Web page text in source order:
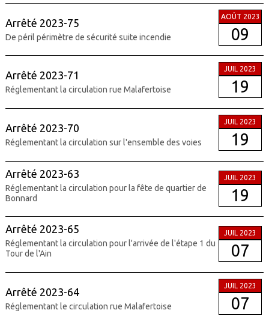
Arrêté 2023-75
De péril périmètre de sécurité suite incendie
AOÛT 2023
09
Arrêté 2023-71
Réglementant la circulation rue Malafertoise
JUIL 2023
19
Arrêté 2023-70
Réglementant la circulation sur l'ensemble des voies
JUIL 2023
19
Arrêté 2023-63
Réglementant la circulation pour la fête de quartier de
Bonnard
JUIL 2023
19
Arrêté 2023-65
Réglementant la circulation pour l'arrivée de l'étape 1 du
Tour de l'Ain
JUIL 2023
07
Arrêté 2023-64
Réglementant le circulation rue Malafertoise
JUIL 2023
07